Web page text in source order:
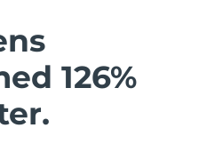
126%
Ansiktslyft
Förväntad leverans
Förväntad leverans